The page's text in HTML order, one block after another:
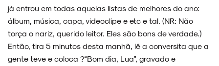
ARQUIVO
já entrou em todas aquelas listas de melhores do ano:
álbum, música, capa, videoclipe e etc e tal. (NR: Não
torça o nariz, querido leitor. Eles são bons de verdade.)
Então, tira 5 minutos desta manhã, lê a conversita que a
gente teve e coloca ?“Bom dia, Lua”, gravado e